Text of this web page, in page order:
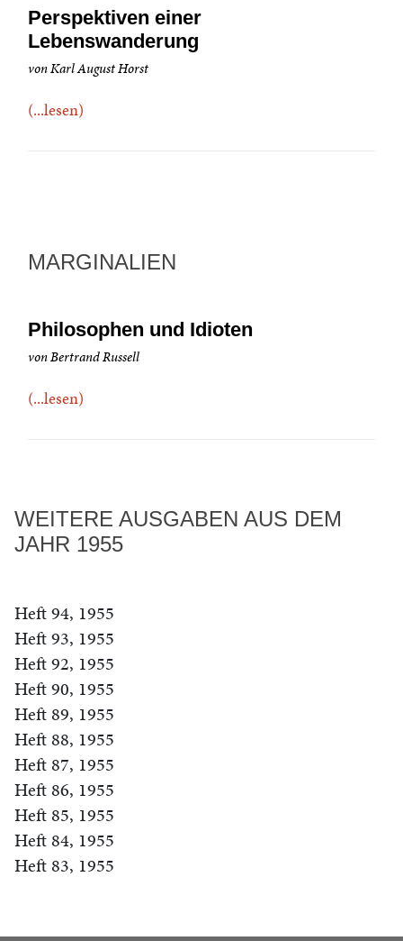
Perspektiven einer
Lebenswanderung
von Karl August Horst
(...lesen)
MARGINALIEN
Philosophen und Idioten
von Bertrand Russell
(...lesen)
WEITERE AUSGABEN AUS DEM
JAHR 1955
Heft 94, 1955
Heft 93, 1955
Heft 92, 1955
Heft 90, 1955
Heft 89, 1955
Heft 88, 1955
Heft 87, 1955
Heft 86, 1955
Heft 85, 1955
Heft 84, 1955
Heft 83, 1955